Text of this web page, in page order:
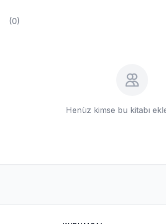
(0)
Henüz kimse bu kitabı